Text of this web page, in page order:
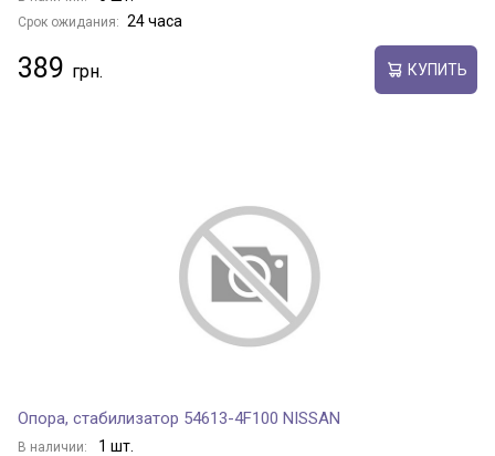
Срок ожидания: 24 часа
389 КУПИТЬ
Опора, стабилизатор 54613-4F100 NISSAN
В наличии: 1 шт.